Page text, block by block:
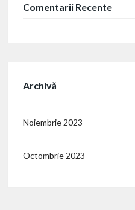
Comentarii Recente
Archivă
Noiembrie 2023
Octombrie 2023